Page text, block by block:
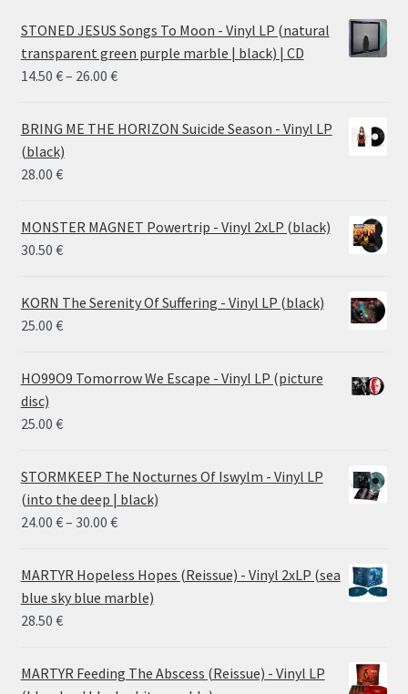
STONED JESUS Songs To Moon - Vinyl LP (natural
transparent green purple marble | black) | CD
14.50 €– 26.00 €Price
14.50 €
BRING ME THE HORIZON Suicide Season - Vinyl LP
(black)
28.00 €
MONSTER MAGNET Powertrip - Vinyl 2xLP (black)
30.50 €
KORN The Serenity Of Suffering - Vinyl LP (black)
25.00 €
HO99O9 Tomorrow We Escape - Vinyl LP (picture
disc)
25.00 €
STORMKEEP The Nocturnes Of Iswylm - Vinyl LP
(into the deep | black)
24.00 €– 30.00 €Price
24.00 €
through
MARTYR Hopeless Hopes (Reissue) - Vinyl 2xLP (sea
blue sky blue marble)
28.50 €
MARTYR Feeding The Abscess (Reissue) - Vinyl LP